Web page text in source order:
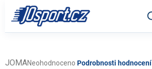
obsah
Průměrné
Neohodnoceno Podrobnosti hodnocení
JOMA